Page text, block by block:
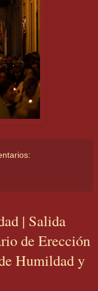
| Salida
de Erección
Humildad y